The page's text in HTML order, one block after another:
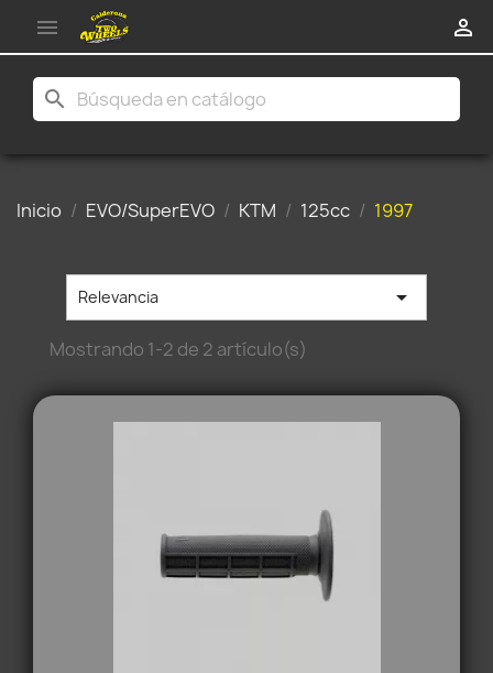
 
search
Inicio EVO/SuperEVO KTM 125cc 1997
Relevancia 
Mostrando 1-2 de 2 artículo(s)